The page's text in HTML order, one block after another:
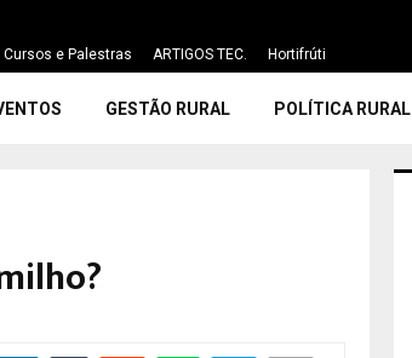
Cursos e Palestras ARTIGOS TEC. Hortifrúti
GESTÃO RURAL POLÍTICA RURAL